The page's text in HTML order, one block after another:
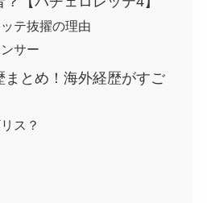
テ抜擢の理由
サー
まとめ！海外経歴がすご
ス？